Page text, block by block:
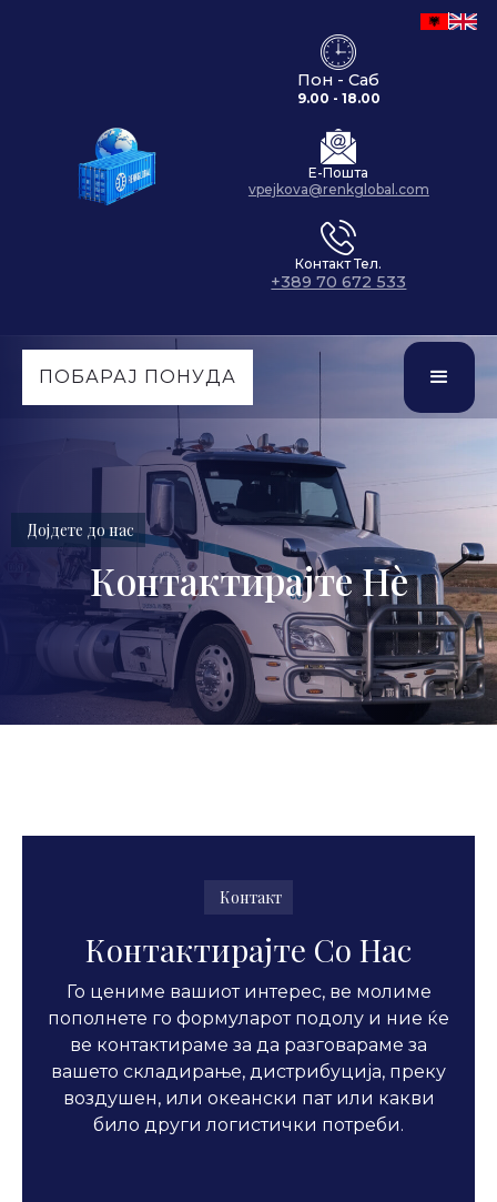
Пон - Саб
9.00 - 18.00
Е-Пошта
vpejkova@renkglobal.com
Контакт Тел.
+389 70 672 533
ПОБАРАЈ ПОНУДА
Дојдете до нас
Контактирајте Нè
Контакт
Контактирајте Со Нас
Го цениме вашиот интерес, ве молиме
пополнете го формуларот подолу и ние ќе
ве контактираме за да разговараме за
вашето складирање, дистрибуција, преку
воздушен, или океански пат или какви
било други логистички потреби.